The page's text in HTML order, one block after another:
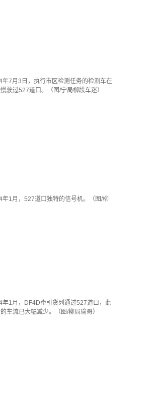
年7月3日，执行市区检测任务的检测车在
驶过527道口。（图/宁局柳段车迷）
年1月，527道口独特的信号机。（图/柳
年1月，DF4D牵引货列通过527道口，此
车流已大幅减少。（图/柳局瑜哥）